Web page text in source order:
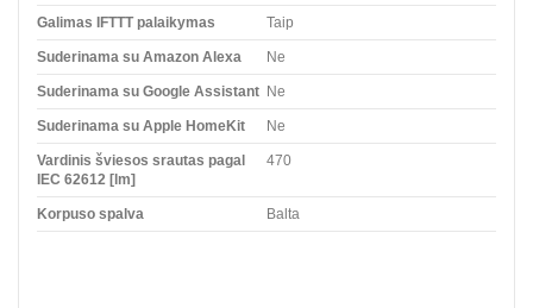
Galimas IFTTT palaikymas Taip
Suderinama su Amazon Alexa Ne
Suderinama su Google Assistant Ne
Suderinama su Apple HomeKit Ne
Vardinis šviesos srautas pagal
IEC 62612 [lm]
470
Korpuso spalva Balta